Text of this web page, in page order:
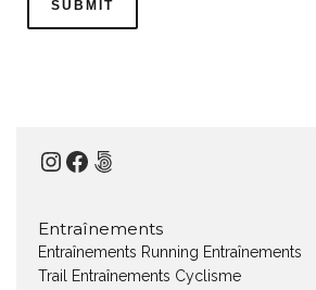
Instagram
Facebook
500px
Entraînements
Entraînements Running Entraînements
Trail
Entraînements Cyclisme